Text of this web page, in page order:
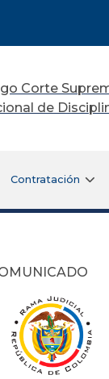
Contratación